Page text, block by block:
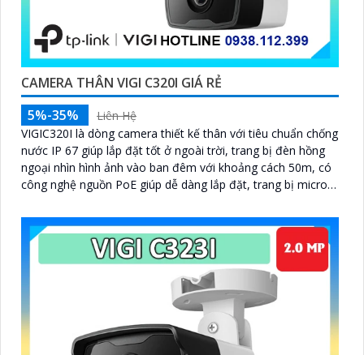
CAMERA THÂN VIGI C320I GIÁ RẺ
5%-35%
Liên Hệ
VIGIC320I là dòng camera thiết kế thân với tiêu chuẩn chống
nước IP 67 giúp lắp đặt tốt ở ngoài trời, trang bị đèn hồng
ngoại nhìn hình ảnh vào ban đêm với khoảng cách 50m, có
công nghệ nguồn PoE giúp dễ dàng lắp đặt, trang bị micro